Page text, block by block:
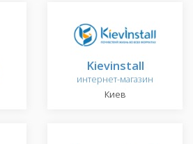
Kievinstall
интернет-магазин
Киев